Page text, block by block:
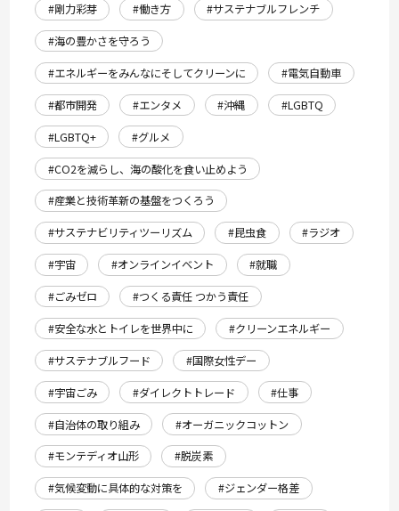
#剛力彩芽
#働き方
#サステナブルフレンチ
#海の豊かさを守ろう
#エネルギーをみんなにそしてクリーンに
#電気自動車
#都市開発
#エンタメ #沖縄
#LGBTQ
#LGBTQ+
#グルメ
#CO2を減らし、海の酸化を食い止めよう
#産業と技術革新の基盤をつくろう
#サステナビリティツーリズム
#昆虫食
#ラジオ
#宇宙
#オンラインイベント
#就職
#ごみゼロ
#つくる責任 つかう責任
#安全な水とトイレを世界中に
#クリーンエネルギー
#サステナブルフード
#国際女性デー
#宇宙ごみ
#ダイレクトトレード
#仕事
#自治体の取り組み
#オーガニックコットン
#モンテディオ山形
#脱炭素
#気候変動に具体的な対策を
#ジェンダー格差